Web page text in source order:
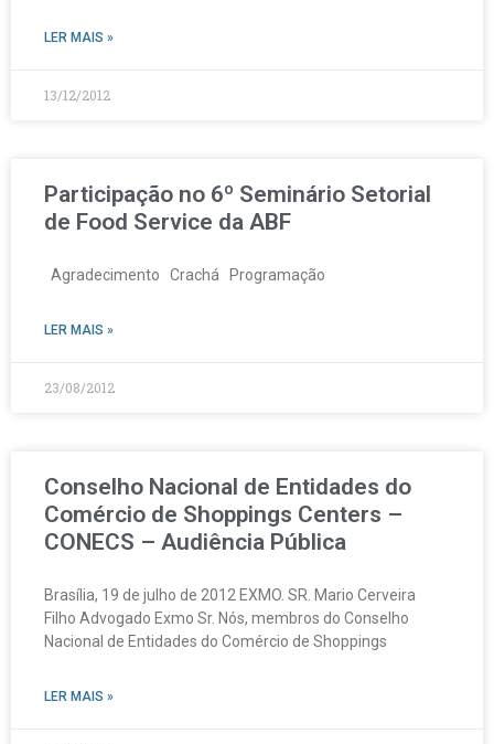
LER MAIS »
13/12/2012
Participação no 6º Seminário Setorial
de Food Service da ABF
Agradecimento Crachá Programação
LER MAIS »
23/08/2012
Conselho Nacional de Entidades do
Comércio de Shoppings Centers –
CONECS – Audiência Pública
Brasília, 19 de julho de 2012 EXMO. SR. Mario Cerveira
Filho Advogado Exmo Sr. Nós, membros do Conselho
Nacional de Entidades do Comércio de Shoppings
LER MAIS »